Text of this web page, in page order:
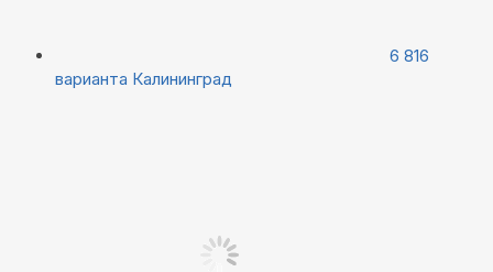
6 816
варианта Калининград